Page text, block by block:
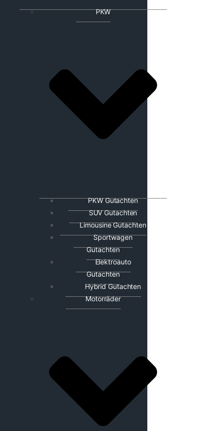
PKW
PKW Gutachten
SUV Gutachten
Limousine Gutachten
Sportwagen
Gutachten
Elektroauto
Gutachten
Hybrid Gutachten
Motorräder